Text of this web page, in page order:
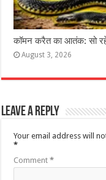
कॉमन करैत का आतंक: सो
August 3, 2026
Leave a Reply
Your email address will
*
Comment*